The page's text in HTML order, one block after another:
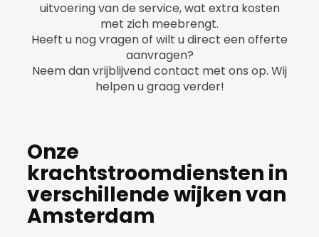
uitvoering van de service, wat extra kosten
met zich meebrengt.
Heeft u nog vragen of wilt u direct een offerte
aanvragen?
Neem dan vrijblijvend contact met ons op. Wij
helpen u graag verder!
Onze
krachtstroomdiensten in
verschillende wijken van
Amsterdam